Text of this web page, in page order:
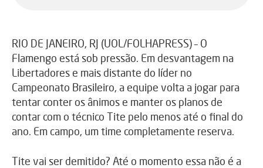
RIO DE JANEIRO, RJ (UOL/FOLHAPRESS) – O
Flamengo está sob pressão. Em desvantagem na
Libertadores e mais distante do líder no
Campeonato Brasileiro, a equipe volta a jogar para
tentar conter os ânimos e manter os planos de
contar com o técnico Tite pelo menos até o final do
ano. Em campo, um time completamente reserva.
Tite vai ser demitido? Até o momento essa não é a